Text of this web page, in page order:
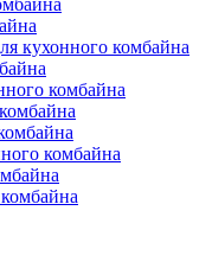
кухонного комбайна
комбайна
комбайна